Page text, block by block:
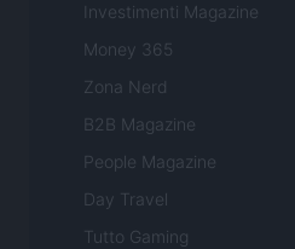
Investimenti Magazine
Money 365
Zona Nerd
B2B Magazine
People Magazine
Day Travel
Tutto Gaming